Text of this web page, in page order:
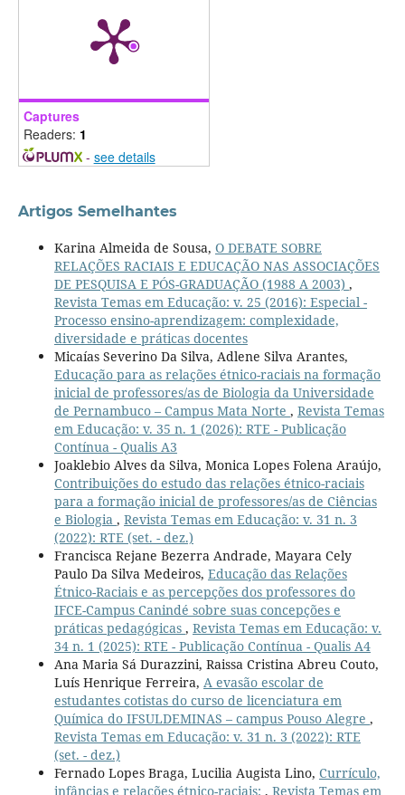
Captures
Readers: 1
- see details
Artigos Semelhantes
Karina Almeida de Sousa, O DEBATE SOBRE
RELAÇÕES RACIAIS E EDUCAÇÃO NAS ASSOCIAÇÕES
DE PESQUISA E PÓS-GRADUAÇÃO (1988 A 2003) ,
Revista Temas em Educação: v. 25 (2016): Especial -
Processo ensino-aprendizagem: complexidade,
diversidade e práticas docentes
Micaías Severino Da Silva, Adlene Silva Arantes,
Educação para as relações étnico-raciais na formação
inicial de professores/as de Biologia da Universidade
de Pernambuco – Campus Mata Norte , Revista Temas
em Educação: v. 35 n. 1 (2026): RTE - Publicação
Contínua - Qualis A3
Joaklebio Alves da Silva, Monica Lopes Folena Araújo,
Contribuições do estudo das relações étnico-raciais
para a formação inicial de professores/as de Ciências
e Biologia , Revista Temas em Educação: v. 31 n. 3
(2022): RTE (set. - dez.)
Francisca Rejane Bezerra Andrade, Mayara Cely
Paulo Da Silva Medeiros, Educação das Relações
Étnico-Raciais e as percepções dos professores do
IFCE-Campus Canindé sobre suas concepções e
práticas pedagógicas , Revista Temas em Educação: v.
34 n. 1 (2025): RTE - Publicação Contínua - Qualis A4
Ana Maria Sá Durazzini, Raissa Cristina Abreu Couto,
Luís Henrique Ferreira, A evasão escolar de
estudantes cotistas do curso de licenciatura em
Química do IFSULDEMINAS – campus Pouso Alegre ,
Revista Temas em Educação: v. 31 n. 3 (2022): RTE
(set. - dez.)
Fernado Lopes Braga, Lucilia Augista Lino, Currículo,
infâncias e relações étnico-raciais: , Revista Temas em